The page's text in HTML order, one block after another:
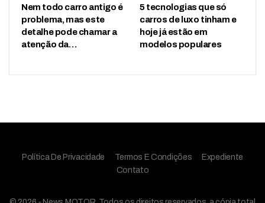
Nem todo carro antigo é
problema, mas este
detalhe pode chamar a
atenção da…
5 tecnologias que só
carros de luxo tinham e
hoje já estão em
modelos populares
Política De Privacidade Termos E Condições
Expediente
Contato